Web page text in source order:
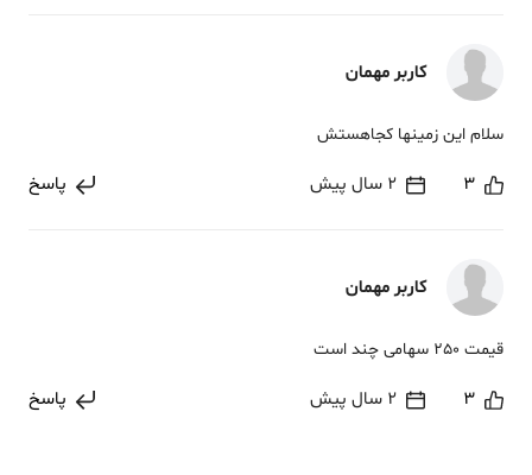
کاربر مهمان
سلام این زمینها کجاهستش
3 2 سال پیش پاسخ
کاربر مهمان
قیمت 250 سهامی چند است
3 2 سال پیش پاسخ